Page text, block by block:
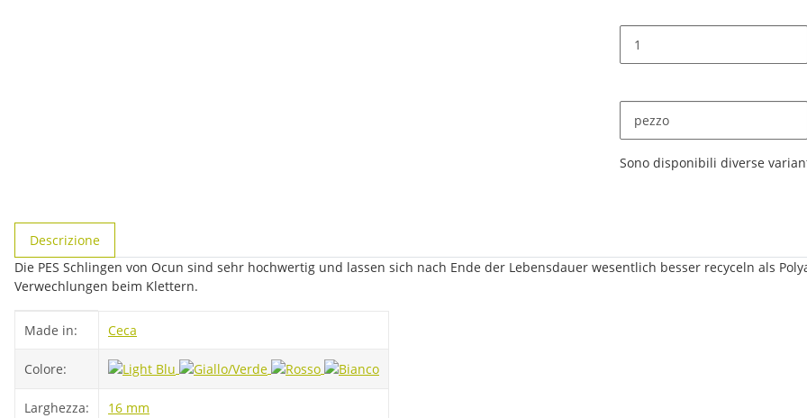
pezzo
x
Sono disponibili diverse
Descrizione
Die PES Schlingen von Ocun sind sehr hochwertig und lassen sich nach Ende der Lebensdauer wesentlich besser recyceln als
Verwechlungen beim Klettern.
Made in: Ceca
Colore:
Larghezza: 16 mm